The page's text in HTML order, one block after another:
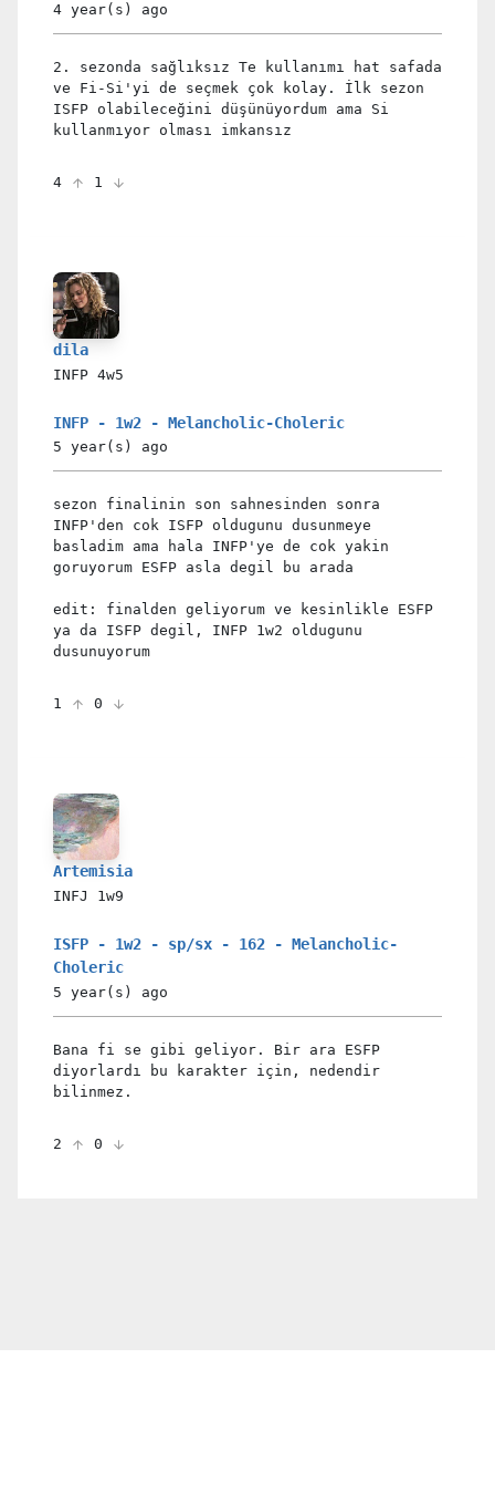
4 year(s) ago
2. sezonda sağlıksız Te kullanımı hat safada
ve Fi-Si'yi de seçmek çok kolay. İlk sezon
ISFP olabileceğini düşünüyordum ama Si
kullanmıyor olması imkansız
4 1
dila
INFP 4w5
INFP - 1w2 - Melancholic-Choleric
5 year(s) ago
sezon finalinin son sahnesinden sonra
INFP'den cok ISFP oldugunu dusunmeye
basladim ama hala INFP'ye de cok yakin
goruyorum ESFP asla degil bu arada
edit: finalden geliyorum ve kesinlikle ESFP
ya da ISFP degil, INFP 1w2 oldugunu
dusunuyorum
1 0
Artemisia
INFJ 1w9
ISFP - 1w2 - sp/sx - 162 - Melancholic-
Choleric
5 year(s) ago
Bana fi se gibi geliyor. Bir ara ESFP
diyorlardı bu karakter için, nedendir
bilinmez.
2 0